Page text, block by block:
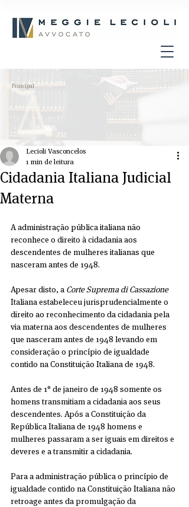
Principal
Cidadania Italiana Judicial
Materna
Lecioli Vasconcelos
1 min de leitura
A administração pública italiana não
reconhece o direito à cidadania aos
descendentes de mulheres italianas que
nasceram antes de 1948.
Apesar disto, a Corte Suprema di Cassazione
Italiana estabeleceu jurisprudencialmente o
direito ao reconhecimento da cidadania pela
via materna aos descendentes de mulheres
que nasceram antes de 1948 levando em
consideração o princípio de igualdade
contido na Constituição Italiana de 1948.
Antes de 1° de janeiro de 1948 somente os
homens transmitiam a cidadania aos seus
descendentes. Após a Constituição da
República Italiana de 1948 homens e
mulheres passaram a ser iguais em direitos e
deveres e a transmitir a cidadania.
Para a administração pública o princípio de
igualdade contido na Constituição Italiana não
retroage antes da promulgação da